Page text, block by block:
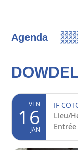
Agenda
VEN
16
JAN
IF
Lieu/
Entrée